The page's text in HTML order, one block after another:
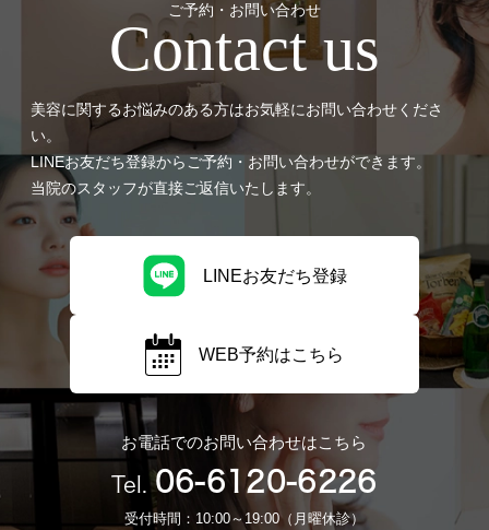
ご予約・お問い合わせ
Contact us
美容に関するお悩みのある方はお気軽にお問い合わせくださ
い。
LINEお友だち登録からご予約・お問い合わせができます。
当院のスタッフが直接ご返信いたします。
LINEお友だち登録
WEB予約はこちら
お電話でのお問い合わせはこちら
Tel. 06-6120-6226
受付時間：10:00～19:00（月曜休診）